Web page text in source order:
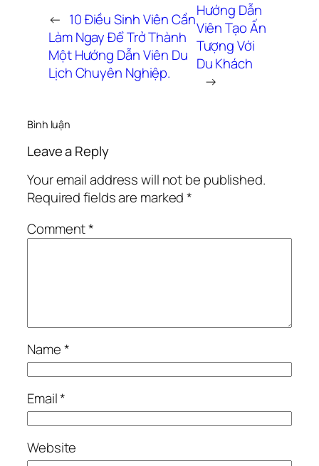
← 10 Điều Sinh Viên Cần
Làm Ngay Để Trở Thành
Một Hướng Dẫn Viên Du
Lịch Chuyên Nghiệp.
Hướng Dẫn
Viên Tạo Ấn
Tượng Với
Du Khách
→
Bình luận
Leave a Reply
Your email address will not be published.
Required fields are marked*
Comment*
Name*
Email*
Website